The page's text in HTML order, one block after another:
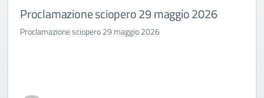
Proclamazione sciopero 29 maggio 2026
Proclamazione sciopero 29 maggio 2026